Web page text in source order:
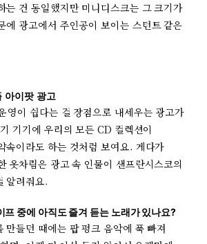
는 건 동일했지만 미니디스크는 그 크기가
에 광고에서 주인공이 보이는 스턴트 같은
아이팟 광고
영이 쉽다는 걸 장점으로 내세우는 광고가
기기에 우리의 모든 CD 컬렉션이
속이라도 하는 것처럼 보여요. 게다가
옷차림은 광고 속 인물이 샌프란시스코의
알려줘요.
프 중에 아직도 즐겨 듣는 노래가 있나요?
만들던 때에는 팝 펑크 음악에 푹 빠져